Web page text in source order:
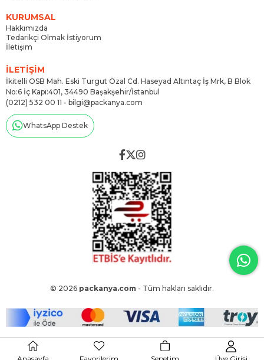
KURUMSAL
Hakkımızda
Tedarikçi Olmak İstiyorum
İletişim
İLETİŞİM
İkitelli OSB Mah. Eski Turgut Özal Cd. Haseyad Altıntaç İş Mrk, B Blok
No:6 İç Kapı:401, 34490 Başakşehir/İstanbul
(0212) 532 00 11 - bilgi@packanya.com
WhatsApp Destek
© 2026 packanya.com - Tüm hakları saklıdır.